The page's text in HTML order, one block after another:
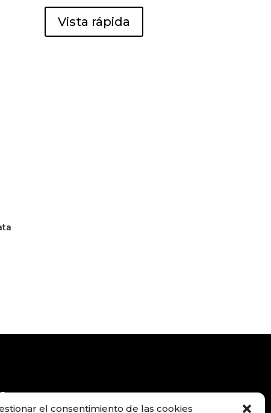
el consentimiento de las cookies
precios:
desde
Vista rápida